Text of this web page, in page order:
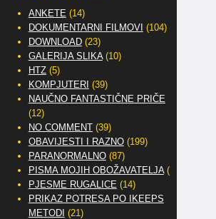
ANKETE (14)
DOKUMENTARNI FILMOVI (104)
DOWNLOAD(23)
GALERIJA SLIKA(10)
HTZ(5)
KOMPJUTERI (39)
NAUČNO FANTASTIČNE PRIČE
(12)
NO COMMENT(39)
OBAVIJESTI I RAZNO(199)
PARANORMALNO(87)
PISMA MOJIH OBOŽAVATELJA(2)
PJESME RUGALICE (14)
PRIKAZ POTRESA PO IKEEPS
METODI (21)